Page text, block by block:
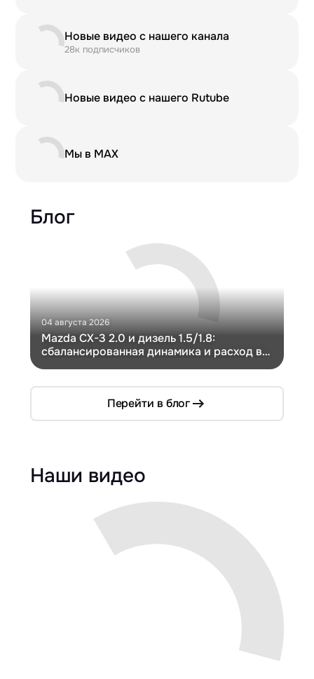
Новые видео с нашего канала
28к подписчиков
Новые видео с нашего Rutube
Мы в MAX
Блог
04 августа 2026
Mazda CX-3 2.0 и дизель 1.5/1.8:
сбалансированная динамика и расход в
Перейти в блог
Наши видео